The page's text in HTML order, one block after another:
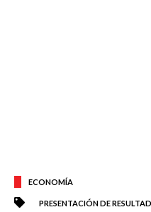
ECONOMÍA
PRESENTACIÓN DE